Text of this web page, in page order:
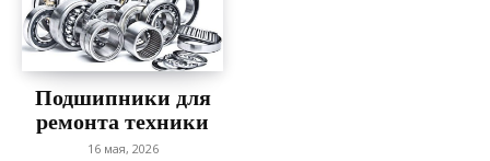
Подшипники для
ремонта техники
16 мая, 2026